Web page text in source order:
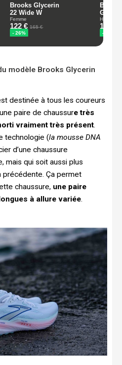
modèle Brooks Glycerin
destinée à tous les coureurs
paire de chaussure très
vraiment très présent.
technologie (la mousse DNA
d’une chaussure
mais qui soit aussi plus
précédente. Ça permet
chaussure, une paire
à allure variée.